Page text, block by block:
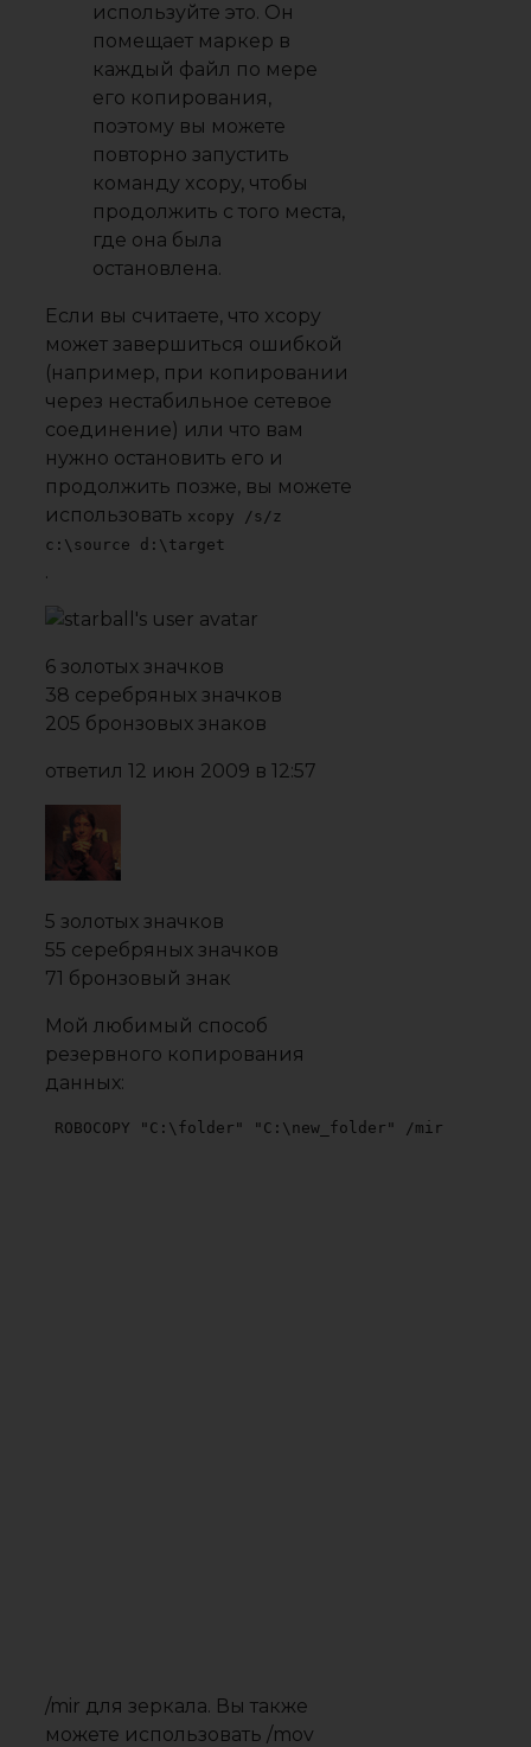
используйте это. Он
помещает маркер в
каждый файл по мере
его копирования,
поэтому вы можете
повторно запустить
команду xcopy, чтобы
продолжить с того места,
где она была
остановлена.
Если вы считаете, что xcopy
может завершиться ошибкой
(например, при копировании
через нестабильное сетевое
соединение) или что вам
нужно остановить его и
продолжить позже, вы можете
использовать xcopy /s/z
c:\source d:\target
.
6 золотых значков
38 серебряных значков
205 бронзовых знаков
ответил 12 июн 2009 в 12:57
5 золотых значков
55 серебряных значков
71 бронзовый знак
Мой любимый способ
резервного копирования
данных:
ROBOCOPY "C:\folder" "C:\new_folder" /mir
/mir для зеркала. Вы также
можете использовать /mov